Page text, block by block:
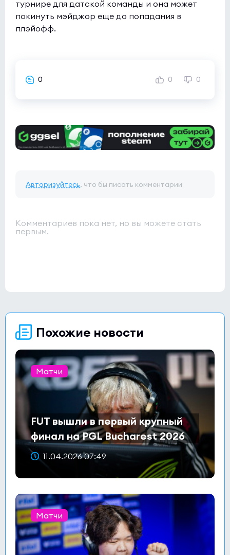
турнире для датской команды и она может
покинуть мэйджор еще до попадания в
плэйофф.
0 0 0
Авторизуйтесь, что бы писать комментарии
Комментариев пока нет, но вы можете стать
первым.
Похожие новости
Матчи
FUT вышли в первый крупный
финал на PGL Bucharest 2026
11.04.2026 07:49
Матчи